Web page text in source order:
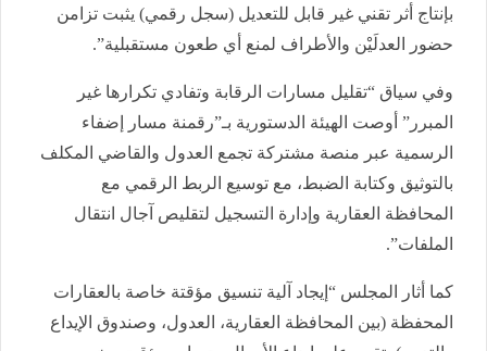
بإنتاج أثر تقني غير قابل للتعديل (سجل رقمي) يثبت تزامن
حضور العدلَيْن والأطراف لمنع أي طعون مستقبلية”.
وفي سياق “تقليل مسارات الرقابة وتفادي تكرارها غير
المبرر” أوصت الهيئة الدستورية بـ”رقمنة مسار إضفاء
الرسمية عبر منصة مشتركة تجمع العدول والقاضي المكلف
بالتوثيق وكتابة الضبط، مع توسيع الربط الرقمي مع
المحافظة العقارية وإدارة التسجيل لتقليص آجال انتقال
الملفات”.
كما أثار المجلس “إيجاد آلية تنسيق مؤقتة خاصة بالعقارات
المحفظة (بين المحافظة العقارية، العدول، وصندوق الإيداع